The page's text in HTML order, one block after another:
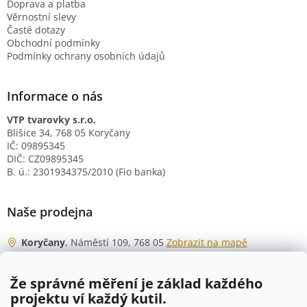
Že správné měření je základ každého
projektu ví každý kutil.
Doprava a platba
Věrnostní slevy
Časté dotazy
Obchodní podmínky
Podmínky ochrany osobních údajů
Informace o nás
VTP tvarovky s.r.o.
Blišice 34, 768 05 Koryčany
IČ: 09895345
DIČ: CZ09895345
B. ú.: 2301934375/2010 (Fio banka)
Naše prodejna
Koryčany, Náměstí 109, 768 05 Zobrazit na mapě
Po - Čt
06:00 - 07:00
07:30 - 15:30